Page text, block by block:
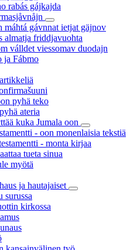
rabás gájkajda
máhtá gávnnat ietjat gäjnov
almatja friddjavuohta
válldet viessomav duodajn
ja Fábmo
pyhä teko
ateria
kuka Jumala oon
- oon monenlaisia tekstiä
- monta kirjaa
tueta sinua
myötä
ja hautajaiset
surussa
kirkossa